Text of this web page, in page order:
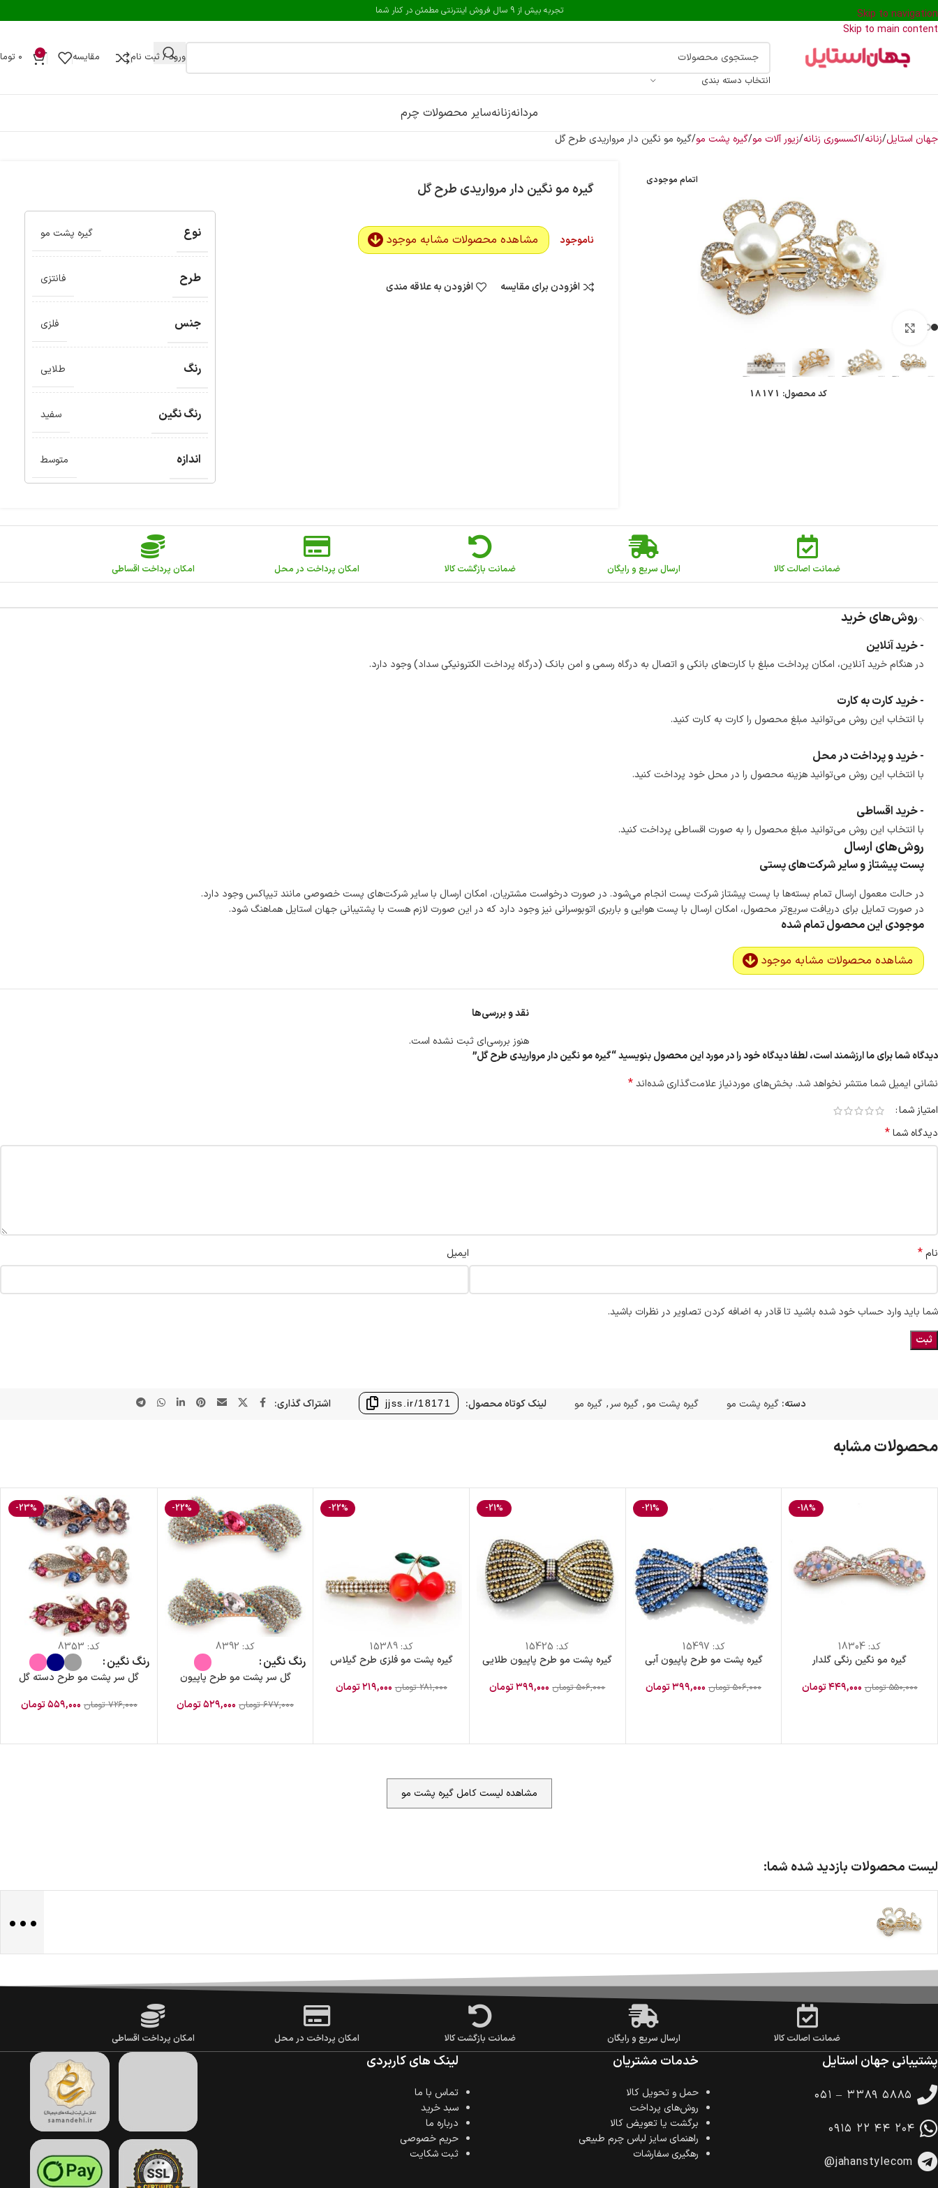
Skip to navigation
Skip to main content
تجربه بیش از 9 سال فروش اینترنتی مطمئن در کنار شما
انتخاب دسته بندی
ورود / ثبت نام مقایسه 0 ۰
مردانهزنانهسایر محصولات چرم
جهان استایل زنانه اکسسوری زنانه زیور آلات مو گیره پشت مو گیره مو نگین دار مرواریدی طرح گل
اتمام موجودی
کد محصول: 18171
گیره مو نگین دار مرواریدی طرح گل
نوع گیره پشت مو
طرح فانتزی
جنس فلزی
رنگ طلایی
رنگ نگین سفید
اندازه متوسط
ناموجود مشاهده محصولات مشابه موجود
افزودن برای مقایسه افزودن به علاقه مندی
ضمانت اصالت کالا ارسال سریع و رایگان ضمانت بازگشت کالا امکان پرداخت در محل امکان پرداخت اقساطی
روش‌های خرید
- خرید آنلاین
در هنگام خرید آنلاین، امکان پرداخت مبلغ با کارت‌های بانکی و اتصال به درگاه رسمی و امن بانک (درگاه پرداخت الکترونیکی سداد) وجود دارد.
- خرید کارت به کارت
با انتخاب این روش می‌توانید مبلغ محصول را کارت به کارت کنید.
- خرید و پرداخت در محل
با انتخاب این روش می‌توانید هزینه محصول را در محل خود پرداخت کنید.
- خرید اقساطی
با انتخاب این روش می‌توانید مبلغ محصول را به صورت اقساطی پرداخت کنید.
روش‌های ارسال
پست پیشتاز و سایر شرکت‌های پستی
در حالت معمول ارسال تمام بسته‌ها با پست پیشتاز شرکت پست انجام می‌شود. در صورت درخواست مشتریان، امکان ارسال با سایر شرکت‌های پست خصوصی مانند تیپاکس وجود دارد.
در صورت تمایل برای دریافت سریع‌تر محصول، امکان ارسال با پست هوایی و باربری اتوبوسرانی نیز وجود دارد که در این صورت لازم هست با پشتیبانی جهان استایل هماهنگ شود.
موجودی این محصول تمام شده
مشاهده محصولات مشابه موجود
نقد و بررسی‌ها
هنوز بررسی‌ای ثبت نشده است.
دیدگاه شما برای ما ارزشمند است، لطفا دیدگاه خود را در مورد این محصول بنویسید “گیره مو نگین دار مرواریدی طرح گل”
نشانی ایمیل شما منتشر نخواهد شد. بخش‌های موردنیاز علامت‌گذاری شده‌اند*
امتیاز شما
دیدگاه شما*
نام* ایمیل
شما باید وارد حساب خود شده باشید تا قادر به اضافه کردن تصاویر در نظرات باشید.
دسته: گیره پشت مو گیره پشت مو, گیره سر , گیره مو لینک کوتاه محصول: jjss.ir/18171 اشتراک گذاری:
محصولات مشابه
-18%
کد: 18304
گیره مو نگین رنگی گلدار
۵۵۰,۰۰۰ تومان ۴۴۹,۰۰۰تومان
-21%
کد: 15497
گیره پشت مو طرح پاپیون آبی
۵۰۶,۰۰۰ تومان ۳۹۹,۰۰۰تومان
-21%
کد: 15425
گیره پشت مو طرح پاپیون طلایی
۵۰۶,۰۰۰ تومان ۳۹۹,۰۰۰تومان
-22%
کد:15389
گیره پشت مو فلزی طرح گیلاس
۲۸۱,۰۰۰ تومان ۲۱۹,۰۰۰تومان
-22%
کد: 8392
رنگ نگین
گل سر پشت مو طرح پاپیون
۶۷۷,۰۰۰ تومان ۵۲۹,۰۰۰تومان
-23%
کد: 8353
رنگ نگین
گل سر پشت مو طرح دسته گل
۷۲۶,۰۰۰ تومان ۵۵۹,۰۰۰تومان
مشاهده لیست کامل گیره پشت مو
لیست محصولات بازدید شده شما:
...
ضمانت اصالت کالا ارسال سریع و رایگان ضمانت بازگشت کالا امکان پرداخت در محل امکان پرداخت اقساطی
پشتیبانی جهان استایل
۰۵۱ – ۳۳۸۹ ۵۸۸۵
۰۹۱۵ ۲۲ ۴۴ ۲۰۴
@jahanstylecom
خدمات مشتریان
حمل‌ و تحویل کالا
روش‌های پرداخت
برگشت یا تعویض کالا
راهنمای سایز لباس چرم طبیعی
رهگیری سفارشات
لینک های کاربردی
تماس با ما
سبد خرید
درباره ما
حریم خصوصی
ثبت شکایت